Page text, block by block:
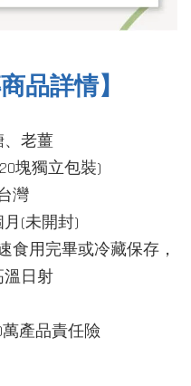
品詳情】
、老薑
塊獨立包裝)
灣
(未開封)
食用完畢或冷藏保存，
溫日射
產品責任險